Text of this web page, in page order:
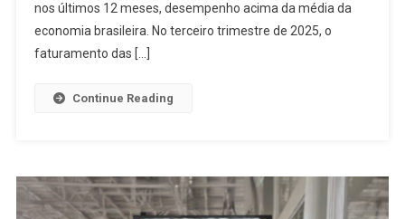
nos últimos 12 meses, desempenho acima da média da
economia brasileira. No terceiro trimestre de 2025, o
faturamento das […]
Continue Reading